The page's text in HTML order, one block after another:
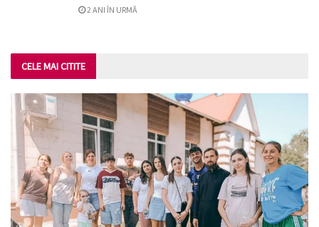
2 ANI ÎN URMĂ
CELE MAI CITITE